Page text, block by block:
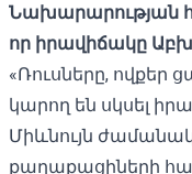
Նախարարության
որ իրավիճակը
«Ռուսները, ովքեր
կարող են սկսել
Միևնույն
քաղաքացիների